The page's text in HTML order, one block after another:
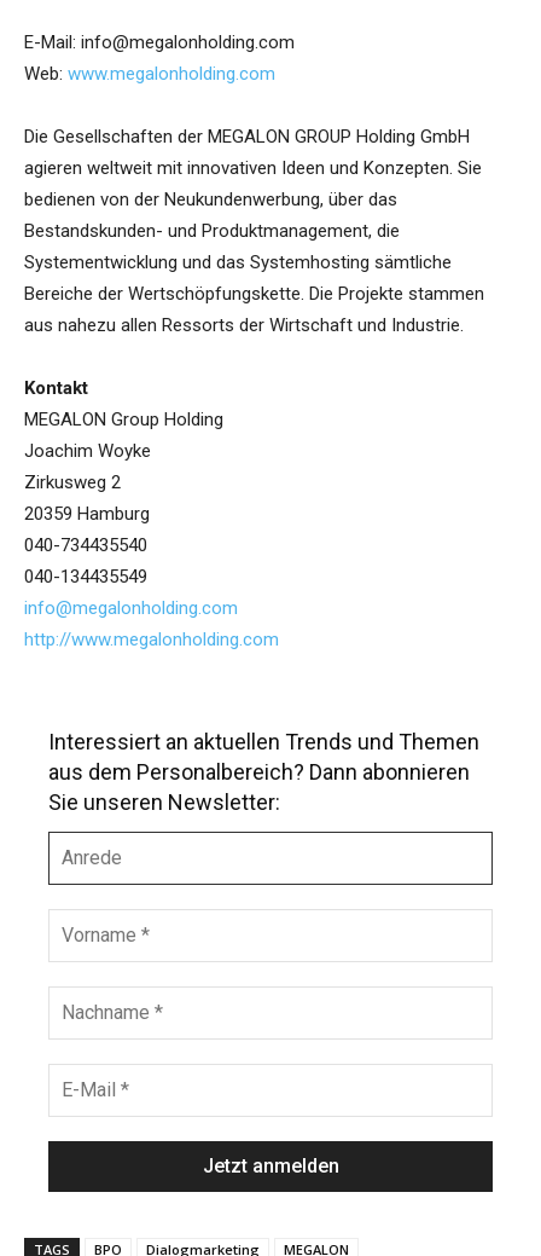
E-Mail: info@megalonholding.com
Web: www.megalonholding.com
Die Gesellschaften der MEGALON GROUP Holding GmbH
agieren weltweit mit innovativen Ideen und Konzepten. Sie
bedienen von der Neukundenwerbung, über das
Bestandskunden- und Produktmanagement, die
Systementwicklung und das Systemhosting sämtliche
Bereiche der Wertschöpfungskette. Die Projekte stammen
aus nahezu allen Ressorts der Wirtschaft und Industrie.
Kontakt
MEGALON Group Holding
Joachim Woyke
Zirkusweg 2
20359 Hamburg
040-734435540
040-134435549
info@megalonholding.com
http://www.megalonholding.com
Interessiert an aktuellen Trends und Themen
aus dem Personalbereich? Dann abonnieren
Sie unseren Newsletter:
r
e
e
r
n
m
c
h
a
M
a
l
TAGS BPO Dialogmarketing MEGALON